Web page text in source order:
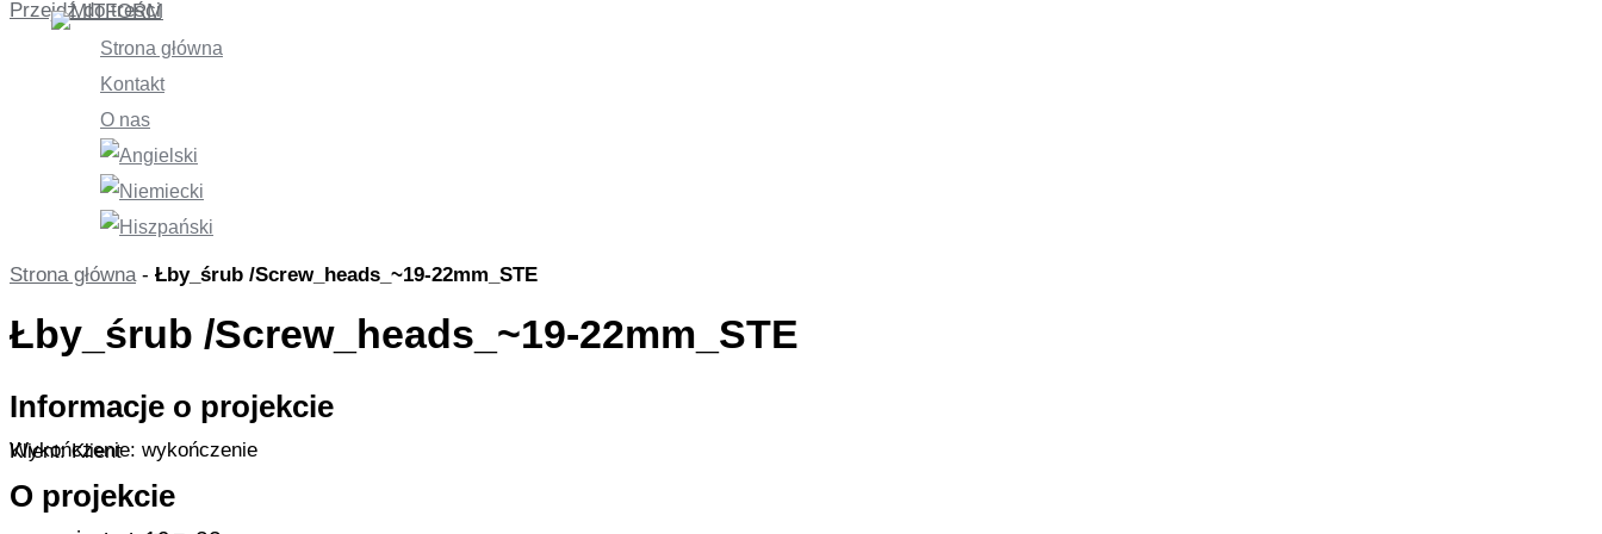
Przejdź do treści
Strona główna
Kontakt
O nas
Strona główna- Łby_śrub /Screw_heads_~19-22mm_STE
Łby_śrub /Screw_heads_~19-22mm_STE
Informacje o projekcie
Wykończenie: wykończenie
Klient: Klient
O projekcie